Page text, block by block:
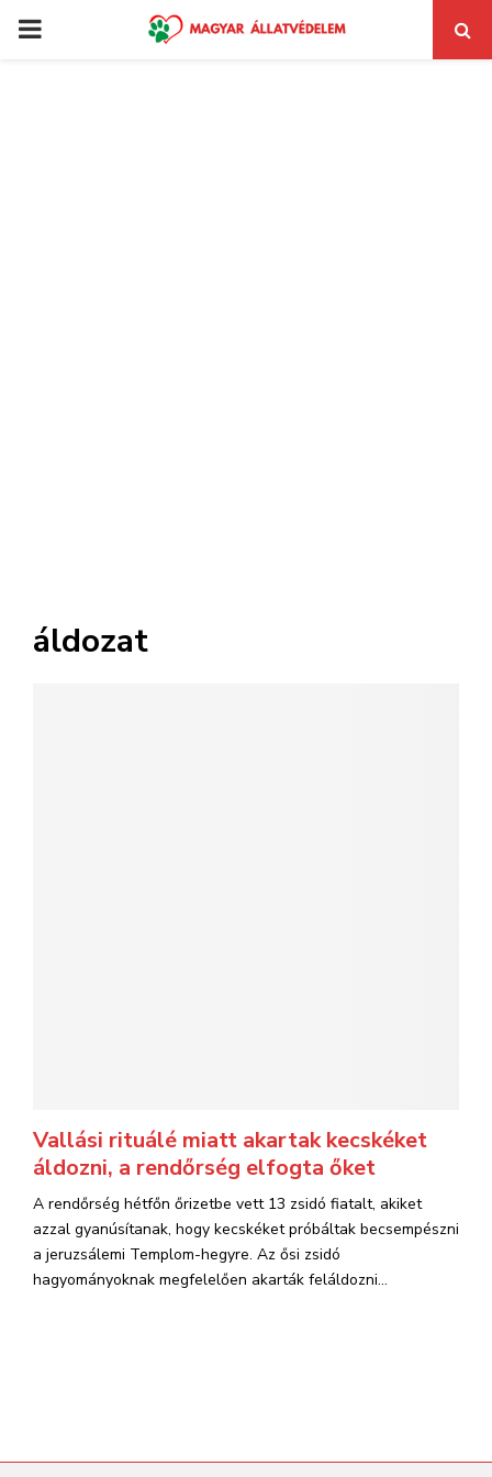
PRIMARY
áldozat
Vallási rituálé miatt akartak kecskéket
áldozni, a rendőrség elfogta őket
A rendőrség hétfőn őrizetbe vett 13 zsidó fiatalt, akiket
azzal gyanúsítanak, hogy kecskéket próbáltak becsempészni
a jeruzsálemi Templom-hegyre. Az ősi zsidó
hagyományoknak megfelelően akarták feláldozni...